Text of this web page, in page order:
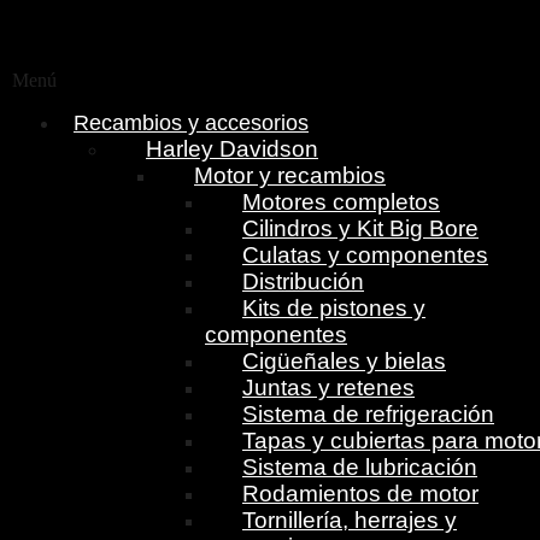
Menú
Recambios y accesorios
Harley Davidson
Motor y recambios
Motores completos
Cilindros y Kit Big Bore
Culatas y componentes
Distribución
Kits de pistones y
componentes
Cigüeñales y bielas
Juntas y retenes
Sistema de refrigeración
Tapas y cubiertas para
Sistema de lubricación
Rodamientos de motor
Tornillería, herrajes y